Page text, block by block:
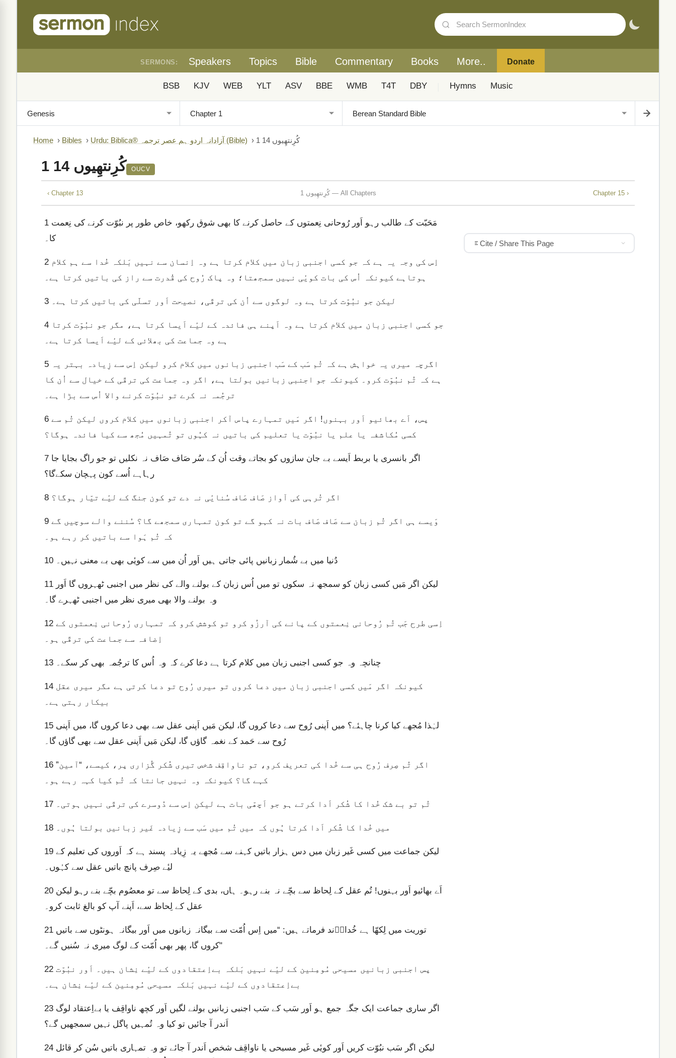
SERMONS: Speakers Topics Bible Commentary Books More.. Donate
BSB KJV WEB YLT ASV BBE WMB T4T DBY Hymns Music
Home › Bibles › Urdu: Biblica® آزادانہ اردو ہم عصر ترجمہ (Bible) › 1 کُرِنتھِیوں 14
1 کُرِنتھِیوں 14 OUCV
‹ Chapter 13 1 کُرِنتھِیوں — All Chapters Chapter 15 ›
1
کا۔
2
ہوتاہے کیونکہ اُس کی بات کویٔی نہیں سمجھتا؛ وہ پاک رُوح کی قُدرت سے راز کی باتیں کرتا ہے۔
3 لیکن جو نبُوّت کرتا ہے وہ لوگوں سے اُن کی ترقّی، نصیحت اَور تسلّی کی باتیں کرتا ہے۔
4
ہے وہ جماعت کی بھلائی کے لیٔے اَیسا کرتا ہے۔
5
ہے کہ تُم نبُوّت کرو۔ کیونکہ جو اجنبی زبانیں بولتا ہے، اگر وہ جماعت کی ترقّی کے خیال سے اُن کا
ترجُمہ نہ کرے تو نبُوّت کرنے والا اُس سے بڑا ہے۔
6
کسی مُکاشفہ یا علم یا نبُوّت یا تعلیم کی باتیں نہ کہُوں تو تُمہیں مُجھ سے کیا فائدہ ہوگا؟
7
رہاہے اُسے کون پہچان سکےگا؟
8 اگر تُرہی کی آواز صَاف صَاف سُنایٔی نہ دے تو کون جنگ کے لیٔے تیّار ہوگا؟
9
کہ تُم ہَوا سے باتیں کر رہے ہو۔
10 دُنیا میں بے شُمار زبانیں پائی جاتی ہیں اَور اُن میں سے کویٔی بھی بے معنی نہیں۔
11
وہ بولنے والا بھی میری نظر میں اجنبی ٹھہرے گا۔
12
اِضافہ سے جماعت کی ترقّی ہو۔
13 چنانچہ وہ جو کسی اجنبی زبان میں کلام کرتا ہے دعا کرے کہ وہ اُس کا ترجُمہ بھی کر سکے۔
14
بیکار رہتی ہے۔
15
رُوح سے حَمد کے نغمہ گاؤں گا، لیکن مَیں اَپنی عقل سے بھی گاؤں گا۔
16
کہے گا؟ کیونکہ وہ نہیں جانتا کہ تُم کیا کہہ رہے ہو۔
17 تُم تو بے شک خُدا کا شُکر اَدا کرتے ہو جو اَچھّی بات ہے لیکن اِس سے دُوسرے کی ترقّی نہیں ہوتی۔
18 میں خُدا کا شُکر اَدا کرتا ہُوں کہ میں تُم میں سَب سے زِیادہ غَیر زبانیں بولتا ہُوں۔
19
لیٔے صِرف پانچ باتیں عقل سے کہُوں۔
20
عقل کے لِحاظ سے، اَپنے آپ کو بالغ ثابت کرو۔
21
کروں گا، پھر بھی اُمّت کے لوگ میری نہ سُنیں گے۔"
22
بےاِعتقادوں کے لیٔے نہیں بَلکہ مسیحی مُومِنین کے لیٔے نِشان ہے۔
23
اَندر آ جائیں تو کیا وہ تُمہیں پاگل نہیں سمجھیں گے؟
24
Cite / Share This Page